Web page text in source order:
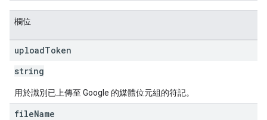
欄位
uploadToken
string
用於識別已上傳至 Google 的媒體位元組的符記。
fileName